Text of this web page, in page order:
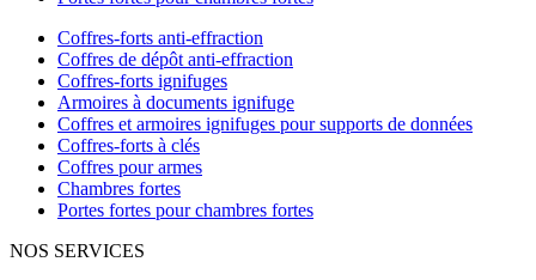
Coffres-forts anti-effraction
Coffres de dépôt anti-effraction
Coffres-forts ignifuges
Armoires à documents ignifuge
Coffres et armoires ignifuges pour supports de données
Coffres-forts à clés
Coffres pour armes
Chambres fortes
Portes fortes pour chambres fortes
NOS SERVICES